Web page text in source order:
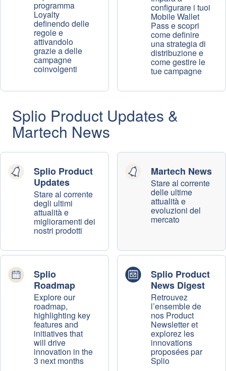
programma
Loyalty
definendo delle
regole e
attivandolo
grazie a delle
campagne
coinvolgenti
configurare i tuoi
Mobile Wallet
Pass e scopri
come definire
una strategia di
distribuzione e
come gestire le
tue campagne
Splio Product Updates &
Martech News
Splio Product
Updates
Stare al corrente
degli ultimi
attualità e
miglioramenti dei
nostri prodotti
Martech News
Stare al corrente
delle ultime
attualità e
evoluzioni del
mercato
Splio
Roadmap
Explore our
roadmap,
highlighting key
features and
initiatives that
will drive
innovation in the
3 next months
Splio Product
News Digest
Retrouvez
l’ensemble de
nos Product
Newsletter et
explorez les
innovations
proposées par
Splio